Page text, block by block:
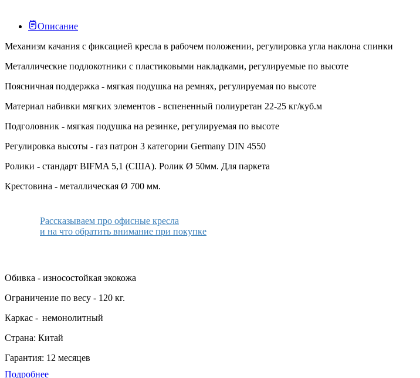
Описание
Механизм качания с фиксацией кресла в рабочем положении, регулировка угла наклона спинки
Металлические подлокотники с пластиковыми накладками, регулируемые по высоте
Поясничная поддержка - мягкая подушка на ремнях, регулируемая по высоте
Материал набивки мягких элементов - вспененный полиуретан 22-25 кг/куб.м
Подголовник - мягкая подушка на резинке, регулируемая по высоте
Регулировка высоты - газ патрон 3 категории Germany DIN 4550
Ролики - стандарт BIFMA 5,1 (США). Ролик Ø 50мм. Для паркета
Крестовина - металлическая Ø 700 мм.
Рассказываем про офисные кресла
и на что обратить внимание при покупке
Обивка - износостойкая экокожа
Ограничение по весу - 120 кг.
Каркас - немонолитный
Страна: Китай
Гарантия: 12 месяцев
Подробнее